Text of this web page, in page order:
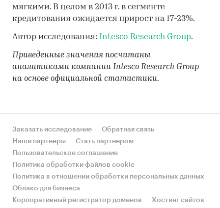
мягкими. В целом в 2013 г. в сегменте
кредитования ожидается прирост на 17-23%.
Автор исследования: Intesco Research Group.
Приведенные значения посчитаны
аналитиками компании Intesco Research Group
на основе официальной статистики.
Заказать исследование
Обратная связь
Наши партнеры
Стать партнером
Пользовательское соглашение
Политика обработки файлов cookie
Политика в отношении обработки персональных данных
Облако для бизнеса
Корпоративный регистратор доменов
Хостинг сайтов